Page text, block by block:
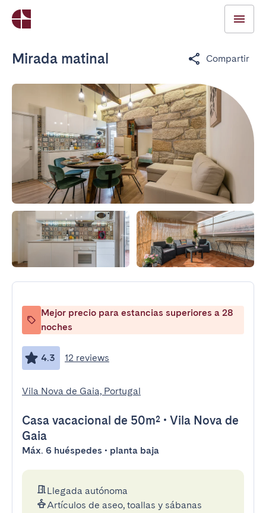
Mirada matinal Compartir
Mejor precio para estancias superiores a 28
noches
4.3 12 reviews
Vila Nova de Gaia, Portugal
Casa vacacional de 50m² • Vila Nova de
Gaia
Máx. 6 huéspedes • planta baja
Llegada autónoma
Artículos de aseo, toallas y sábanas